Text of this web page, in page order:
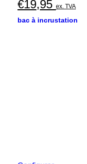
€19,95 ex. TVA
bac à incrustation